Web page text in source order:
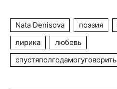
Nata Denisova поэзия
лирика
любовь
спустяполгодамогуговорить